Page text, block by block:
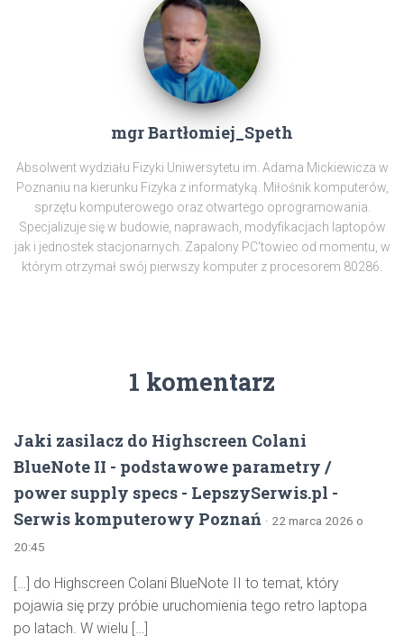
mgr Bartłomiej_Speth
Absolwent wydziału Fizyki Uniwersytetu im. Adama Mickiewicza w
Poznaniu na kierunku Fizyka z informatyką. Miłośnik komputerów,
sprzętu komputerowego oraz otwartego oprogramowania.
Specjalizuje się w budowie, naprawach, modyfikacjach laptopów
jak i jednostek stacjonarnych. Zapalony PC'towiec od momentu, w
którym otrzymał swój pierwszy komputer z procesorem 80286.
1 komentarz
Jaki zasilacz do Highscreen Colani
BlueNote II - podstawowe parametry /
power supply specs - LepszySerwis.pl -
Serwis komputerowy Poznań · 22 marca 2026 o
20:45
[…] do Highscreen Colani BlueNote II to temat, który
pojawia się przy próbie uruchomienia tego retro laptopa
po latach. W wielu […]